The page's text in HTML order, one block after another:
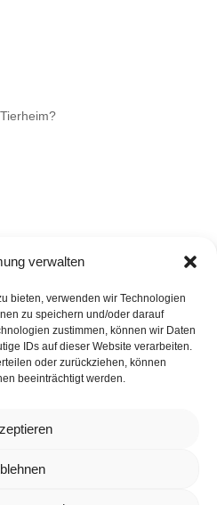
verwalten
bieten, verwenden wir Technologien
zu speichern und/oder darauf
zustimmen, können wir Daten
IDs auf dieser Website verarbeiten.
oder zurückziehen, können
beeinträchtigt werden.
Datenschutz